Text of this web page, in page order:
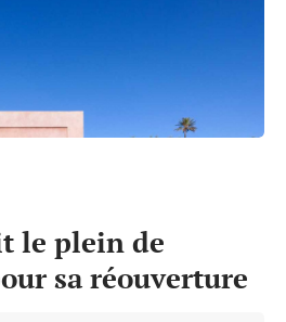
le plein de
sa réouverture